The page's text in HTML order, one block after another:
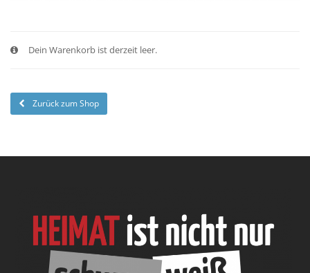
Dein Warenkorb ist derzeit leer.
Zurück zum Shop